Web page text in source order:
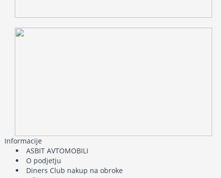
Informacije
ASBIT AVTOMOBILI
O podjetju
Diners Club nakup na obroke